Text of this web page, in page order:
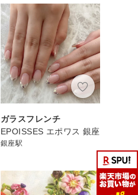
ガラスフレンチ
EPOISSES エポワス 銀座
銀座駅